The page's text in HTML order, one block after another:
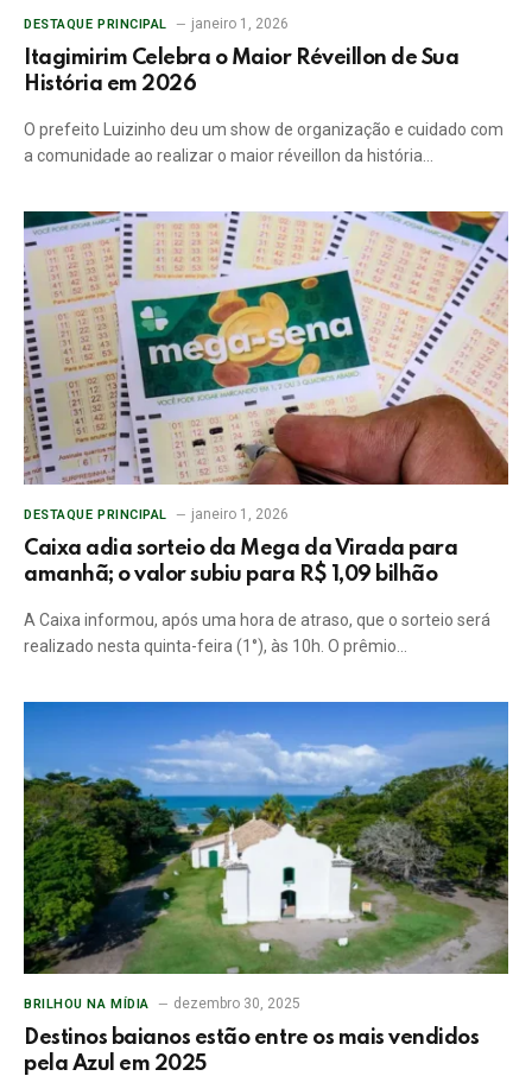
DESTAQUE PRINCIPAL janeiro 1, 2026
Itagimirim Celebra o Maior Réveillon de Sua
História em 2026
O prefeito Luizinho deu um show de organização e cuidado com
a comunidade ao realizar o maior réveillon da história…
DESTAQUE PRINCIPAL janeiro 1, 2026
Caixa adia sorteio da Mega da Virada para
amanhã; o valor subiu para R$ 1,09 bilhão
A Caixa informou, após uma hora de atraso, que o sorteio será
realizado nesta quinta-feira (1°), às 10h. O prêmio…
BRILHOU NA MÍDIA dezembro 30, 2025
Destinos baianos estão entre os mais vendidos
pela Azul em 2025